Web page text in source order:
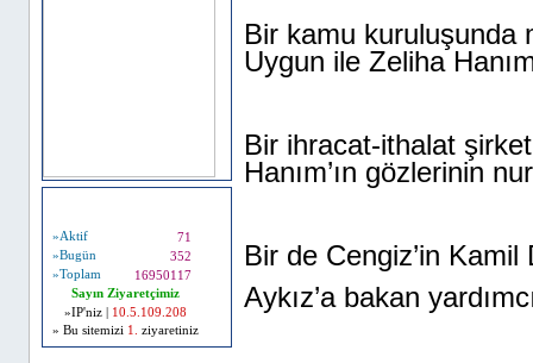
»Aktif
71
»Bugün
352
»Toplam
16950117
Sayın Ziyaretçimiz
»IP'niz |
10.5.109.208
» Bu sitemizi 1. ziyaretiniz
Bir kamu kuruluşunda
Uygun ile Zeliha
Bir ihracat-ithalat
Hanım’ın gözlerinin
Bir de Cengiz’in
Aykız’a bakan